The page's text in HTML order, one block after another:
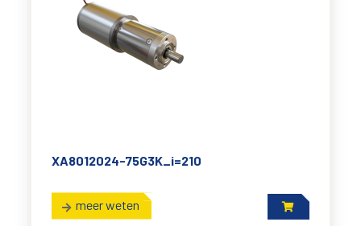
XA8012024-75G3K_i=210
meer weten